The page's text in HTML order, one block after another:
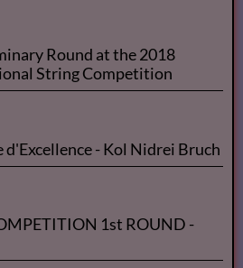
- Partie 3 Marius -
Audio
1 by Victor HUGO read by
Book